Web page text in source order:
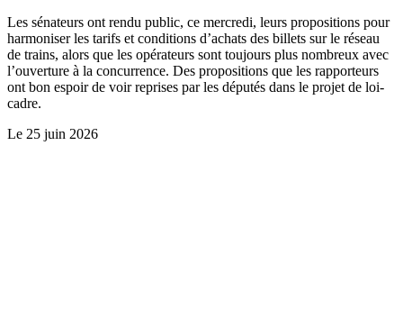
Les sénateurs ont rendu public, ce mercredi, leurs propositions pour
harmoniser les tarifs et conditions d’achats des billets sur le réseau
de trains, alors que les opérateurs sont toujours plus nombreux avec
l’ouverture à la concurrence. Des propositions que les rapporteurs
ont bon espoir de voir reprises par les députés dans le projet de loi-
cadre.
Le 25 juin 2026